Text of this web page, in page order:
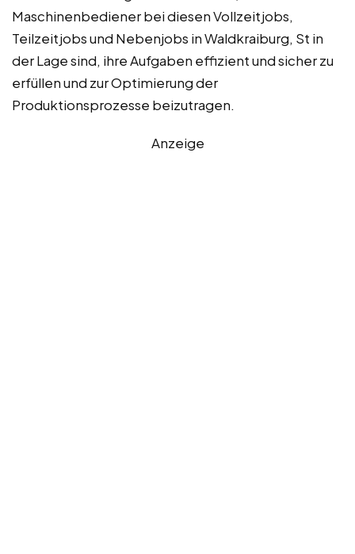
Maschinenbediener bei diesen Vollzeitjobs,
Teilzeitjobs und Nebenjobs in Waldkraiburg, St in
der Lage sind, ihre Aufgaben effizient und sicher zu
erfüllen und zur Optimierung der
Produktionsprozesse beizutragen.
Anzeige